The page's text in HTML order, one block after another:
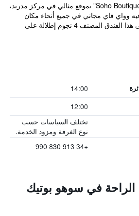
يقع مكان إقامة "Soho Boutique Opera" بموقع مثالي في مركز مدريد،
وواي فاي مجاني في جميع أنحاء مكان
الإقامة. توفر كل وحدة في هذا الفندق المصنف 4 نجوم إطلالة على
14:00
12:00
تختلف السياسات حسب
نوع الغرفة ومزود الخدمة.
+34 913 830 990
الراحة في سوهو بوتيك